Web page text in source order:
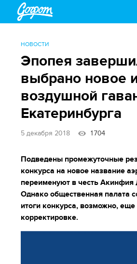
НОВОСТИ
Эпопея
выбрано новое
воздушной
Екатеринбурга
5 декабря 2018 1704
Подведены промежуточные
конкурса на новое название
переименуют в честь Акинфия
Однако общественная палата
итоги конкурса, возможно, еще
корректировке.